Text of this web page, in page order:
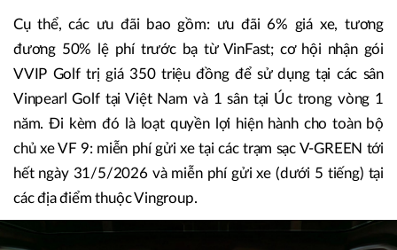
Cụ thể, các ưu đãi bao gồm: ưu đãi 6% giá xe, tương
đương 50% lệ phí trước bạ từ VinFast; cơ hội nhận gói
VVIP Golf trị giá 350 triệu đồng để sử dụng tại các sân
Vinpearl Golf tại Việt Nam và 1 sân tại Úc trong vòng 1
năm. Đi kèm đó là loạt quyền lợi hiện hành cho toàn bộ
chủ xe VF 9: miễn phí gửi xe tại các trạm sạc V-GREEN tới
hết ngày 31/5/2026 và miễn phí gửi xe (dưới 5 tiếng) tại
các địa điểm thuộc Vingroup.